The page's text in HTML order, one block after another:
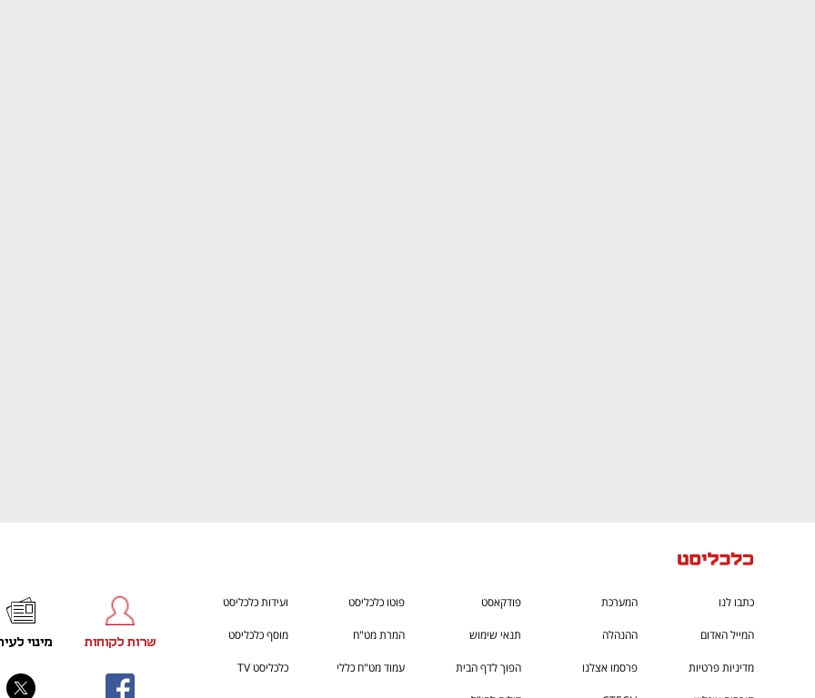
כתבו לנו המערכת פודקאסט פוטו כלכליסט ועידות כלכליסט
המייל האדום ההנהלה תנאי שימוש המרת מט"ח מוסף כלכליסט
מדיניות פרטיות פרסמו אצלנו הפוך לדף הבית עמוד מט"ח כללי כלכליסט TV
שרות לקוחות מינוי